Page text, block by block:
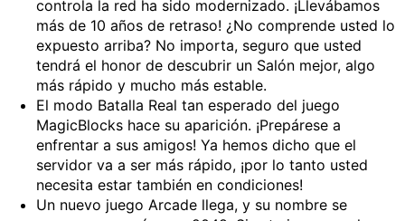
controla la red ha sido modernizado. ¡Llevábamos
más de 10 años de retraso! ¿No comprende usted lo
expuesto arriba? No importa, seguro que usted
tendrá el honor de descubrir un Salón mejor, algo
más rápido y mucho más estable.
El modo Batalla Real tan esperado del juego
MagicBlocks hace su aparición. ¡Prepárese a
enfrentar a sus amigos! Ya hemos dicho que el
servidor va a ser más rápido, ¡por lo tanto usted
necesita estar también en condiciones!
Un nuevo juego Arcade llega, y su nombre se